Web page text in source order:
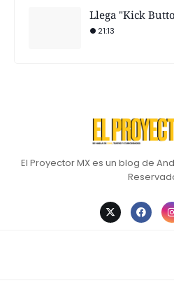
Llega "Kick
21:13
El Proyector MX es un blog de